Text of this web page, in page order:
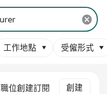
工作地點 受僱形式
位創建訂閱 創建